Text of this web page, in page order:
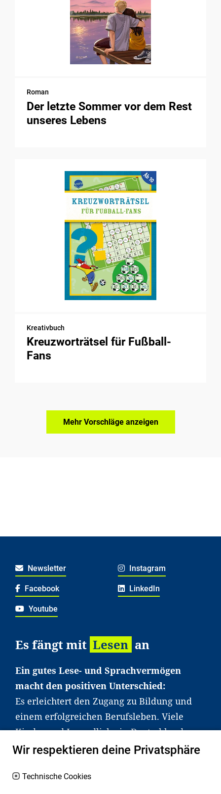
Roman
Der letzte Sommer vor dem Rest
unseres Lebens
Kreativbuch
Kreuzworträtsel für Fußball-
Fans
Mehr Vorschläge anzeigen
Newsletter Instagram
Facebook LinkedIn
Youtube
Es fängt mit Lesen an
Ein gutes Lese- und Sprachvermögen
macht den positiven Unterschied:
Es erleichtert den Zugang zu Bildung und
einem erfolgreichen Berufsleben. Viele
Kinder und Jugendliche in Deutschland
haben aber große Schwierigkeiten dabei.
an Familien sowie an Erzieher*innen,
Wir respektieren deine Privatsphäre
Technische Cookies